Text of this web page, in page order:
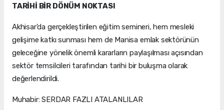
TARİHİ BİR DÖNÜM NOKTASI
Akhisar'da gerçekleştirilen eğitim semineri, hem mesleki
gelişime katkı sunması hem de Manisa emlak sektörünün
geleceğine yönelik önemli kararların paylaşılması açısından
sektör temsilcileri tarafından tarihi bir buluşma olarak
değerlendirildi.
Muhabir: SERDAR FAZLI ATALANLILAR